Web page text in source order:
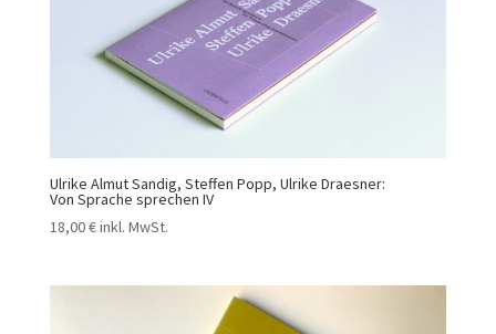
Ulrike Almut Sandig, Steffen Popp, Ulrike Draesner:
Von Sprache sprechen IV
18,00€inkl. MwSt.